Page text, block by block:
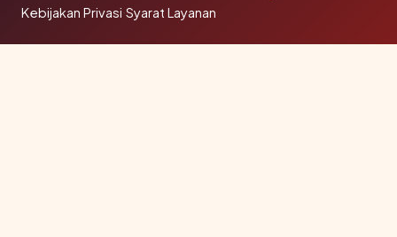
Kebijakan Privasi·Syarat Layanan